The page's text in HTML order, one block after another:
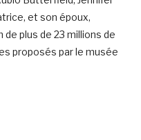
et son époux,
plus de 23 millions de
proposés par le musée